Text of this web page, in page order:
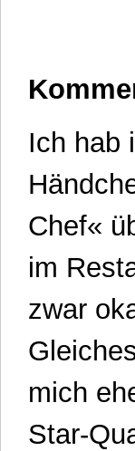
Ich hab
Chef«
im
zwar
mich
Star-